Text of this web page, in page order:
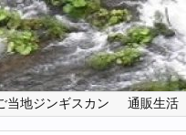
当地ジンギスカン 通販生活